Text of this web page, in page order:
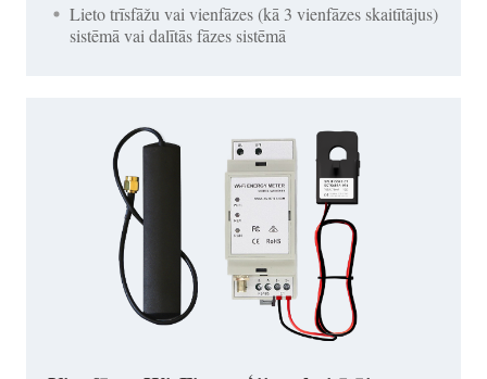
Lieto trīsfāžu vai vienfāzes (kā 3 vienfāzes skaitītājus)
sistēmā vai dalītās fāzes sistēmā